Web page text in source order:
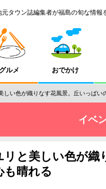
元タウン誌編集者が福島の旬な情報
グルメ おでかけ
しい色が織りなす花風景。丘いっぱい
イベ
リと美しい色が織
も晴れる